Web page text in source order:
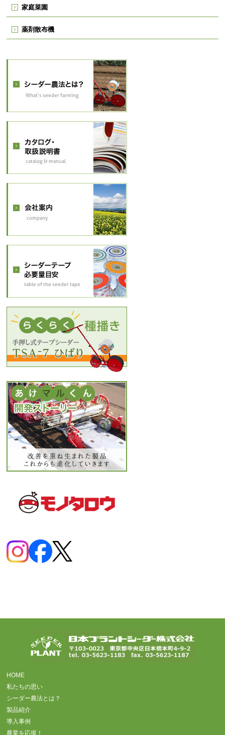
家庭菜園
薬剤散布機
HOME
私たちの思い
シーダー農法とは？
製品紹介
導入事例
農業を応援！